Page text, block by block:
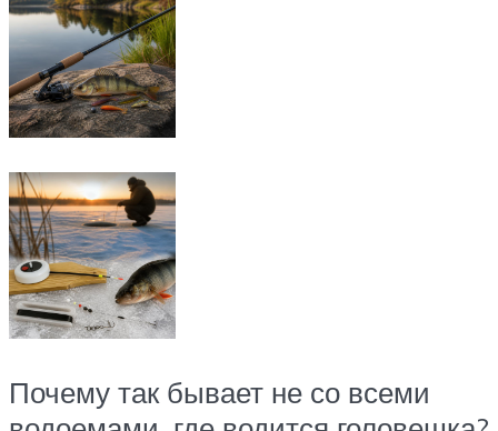
Почему так бывает не со всеми